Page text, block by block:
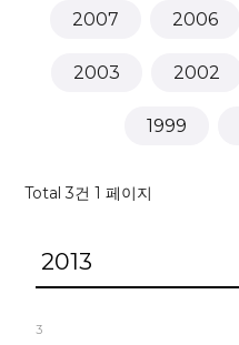
2007 2006
2003 2002
1999
Total 3건 1 페이지
2013
3